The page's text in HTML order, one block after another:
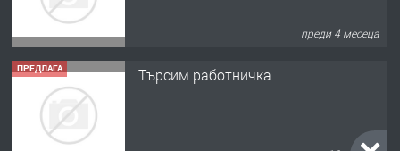
преди 4 месеца
ПРЕДЛАГА Търсим работничка